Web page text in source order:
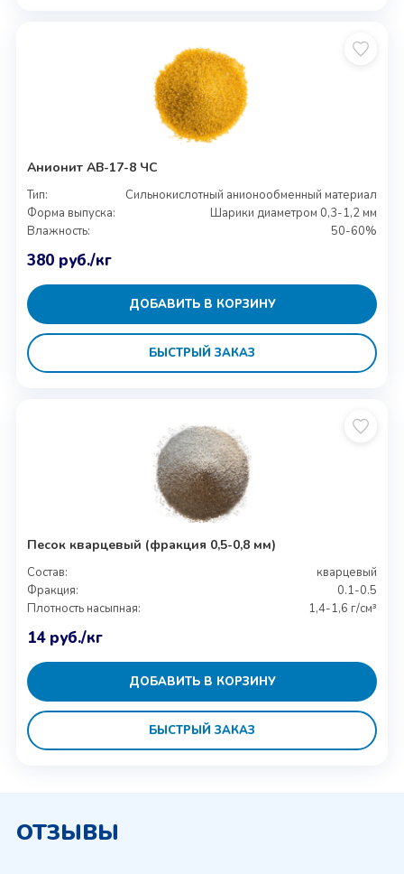
Анионит АВ-17-8 ЧС
Тип:
Сильнокислотный анионообменный материал
Форма выпуска:
Шарики диаметром 0,3-1,2 мм
Влажность:
50-60%
380 руб./кг
ДОБАВИТЬ В КОРЗИНУ
БЫСТРЫЙ ЗАКАЗ
Песок кварцевый (фракция 0,5-0,8 мм)
Состав:
кварцевый
Фракция:
0.1-0.5
Плотность насыпная:
1,4-1,6 г/см³
14 руб./кг
ДОБАВИТЬ В КОРЗИНУ
БЫСТРЫЙ ЗАКАЗ
ОТЗЫВЫ